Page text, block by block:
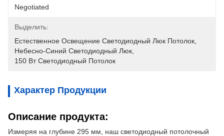
Negotiated
Выделить:
Естественное Освещение Светодиодный Люк Потолок
Небесно-Синий Светодиодный Люк
150 Вт Светодиодный Потолок
Характер Продукции
Описание продукта:
Измеряя на глубине 295 мм, наш светодиодный потолочный